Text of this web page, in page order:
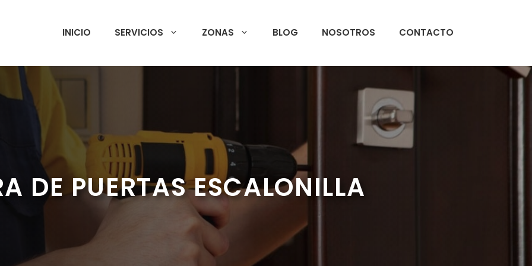
INICIO SERVICIOS ZONAS BLOG NOSOTROS CONTACTO
DE PUERTAS ESCALONILLA